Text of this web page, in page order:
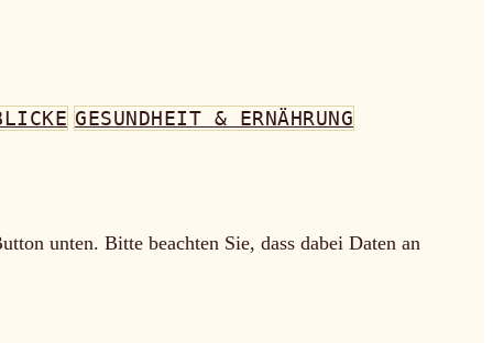
GESUNDHEIT & ERNÄHRUNG
unten. Bitte beachten Sie, dass dabei Daten an